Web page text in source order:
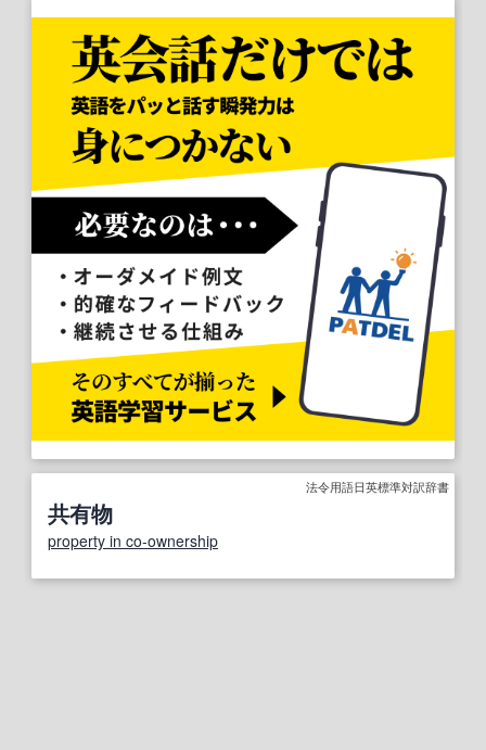
法令用語日英標準対訳辞書
共有物
property in co-ownership